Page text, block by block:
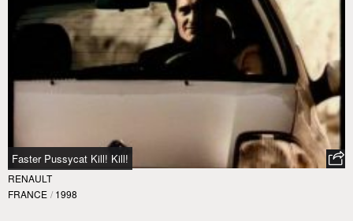
Faster Pussycat Kill! Kill!
RENAULT
FRANCE / 1998